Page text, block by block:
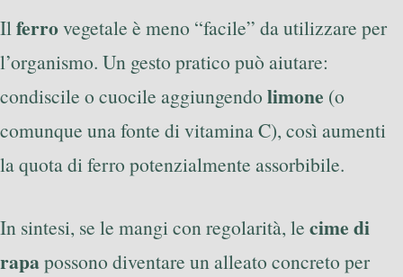
Ilferrovegetale è meno “facile” da utilizzare per
l’organismo. Un gesto pratico può aiutare:
condiscile o cuocile aggiungendo limone (o
comunque una fonte di vitamina C), così aumenti
la quota di ferro potenzialmente assorbibile.
In sintesi, se le mangi con regolarità, le cime di
rapapossono diventare un alleato concreto per